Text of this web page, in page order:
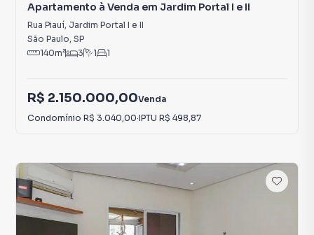
Apartamento à Venda em Jardim Portal I e II
Rua Piauí, Jardim Portal I e II
São Paulo, SP
140m² 3 1 1
R$ 2.150.000,00Venda
Condomínio R$ 3.040,00·IPTU R$ 498,87